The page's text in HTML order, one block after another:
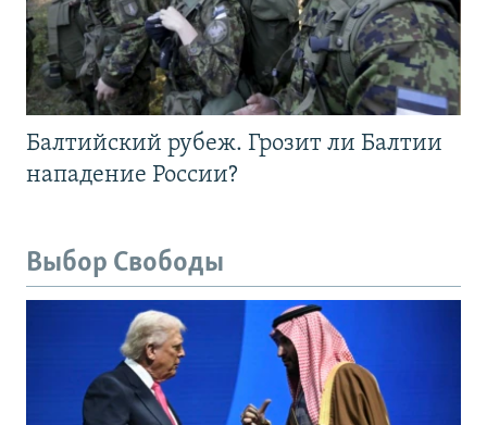
Балтийский рубеж. Грозит ли Балтии
нападение России?
Выбор Свободы